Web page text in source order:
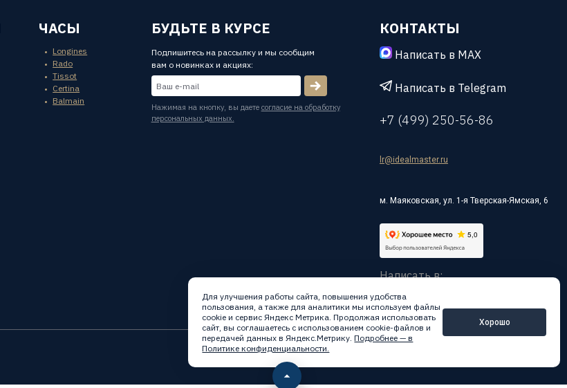
ЧАСЫ
Longines
Rado
Tissot
Certina
Balmain
БУДЬТЕ В КУРСЕ
Подпишитесь на рассылку и мы сообщим
вам о новинках и акциях:
Нажимая на кнопку, вы даете согласие на обработку
персональных данных.
КОНТАКТЫ
Написать в MAX
Написать в Telegram
+7 (499) 250-56-86
lr@idealmaster.ru
м. Маяковская, ул. 1-я Тверская-Ямская, 6
Написать в:
Для улучшения работы сайта, повышения удобства
пользования, а также для аналитики мы используем файлы
cookie и сервис Яндекс Метрика. Продолжая использовать
сайт, вы соглашаетесь с использованием cookie-файлов и
передачей данных в Яндекс.Метрику.Подробнее — в
Политике конфиденциальности.
Хорошо